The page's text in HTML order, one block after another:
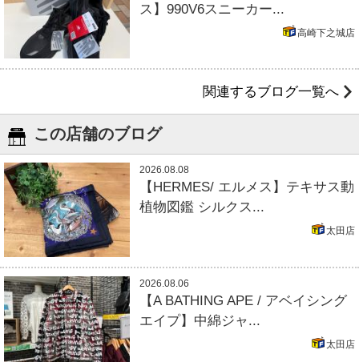
ス】990V6スニーカー...
高崎下之城店
関連するブログ一覧へ
この店舗のブログ
2026.08.08
【HERMES/ エルメス】テキサス動
植物図鑑 シルクス...
太田店
2026.08.06
【A BATHING APE / アベイシング
エイプ】中綿ジャ...
太田店